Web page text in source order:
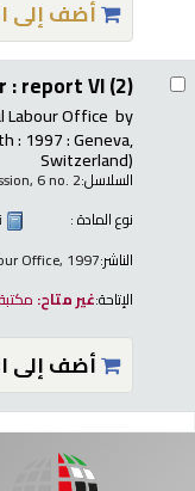
أضف إلى
report VI (2)
by
Office
: 1997 : Geneva,
Switzerland)
السلاسل:6 no. 2
نوع المادة :
الناشر:Office, 1997
الإتاحة:غير متاح:
أضف إلى